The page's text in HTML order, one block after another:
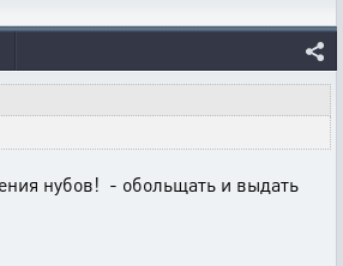
нубов! - обольщать и выдать